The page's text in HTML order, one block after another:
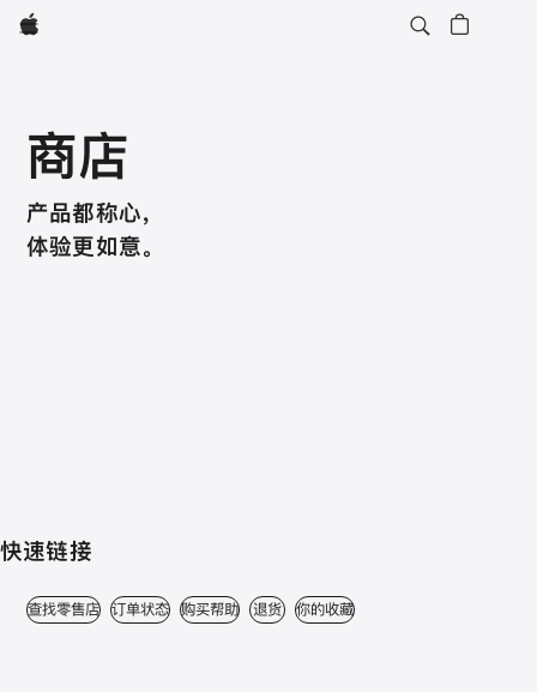
Apple
商店
产品都称心，
体验更如意。
快速链接
查找零售店(在新窗口中打开)
订单状态(在新窗口中打开)
购买帮助(在新窗口中打开)
退货(在新窗口中打开)
你的收藏(在新窗口中打开)